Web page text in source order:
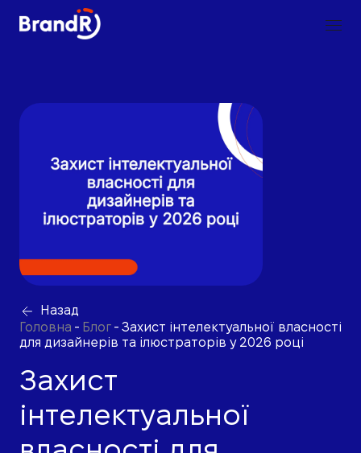
Назад
Головна - Блог - Захист інтелектуальної власності
для дизайнерів та ілюстраторів у 2026 році
Захист
інтелектуальної